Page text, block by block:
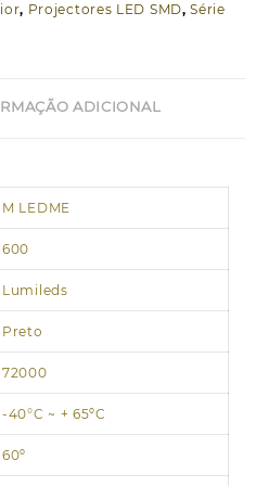
, Projectores LED SMD,Série
ADICIONAL
M LEDME
600
Lumileds
Preto
72000
-40°C ~ + 65ºC
60º